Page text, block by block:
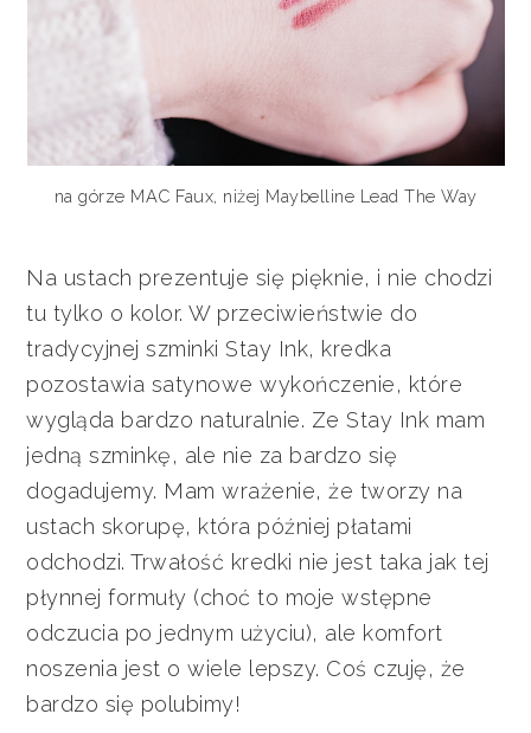
na górze MAC Faux, niżej Maybelline Lead The Way
Na ustach prezentuje się pięknie, i nie chodzi
tu tylko o kolor. W przeciwieństwie do
tradycyjnej szminki Stay Ink, kredka
pozostawia satynowe wykończenie, które
wygląda bardzo naturalnie. Ze Stay Ink mam
jedną szminkę, ale nie za bardzo się
dogadujemy. Mam wrażenie, że tworzy na
ustach skorupę, która później płatami
odchodzi. Trwałość kredki nie jest taka jak tej
płynnej formuły (choć to moje wstępne
odczucia po jednym użyciu), ale komfort
noszenia jest o wiele lepszy. Coś czuję, że
bardzo się polubimy!